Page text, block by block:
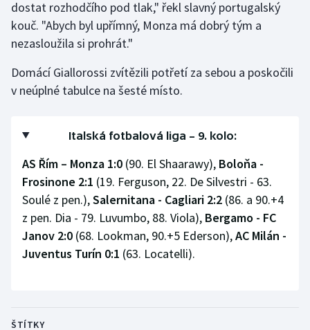
dostat rozhodčího pod tlak," řekl slavný portugalský
kouč. "Abych byl upřímný, Monza má dobrý tým a
nezasloužila si prohrát."
Domácí Giallorossi zvítězili potřetí za sebou a poskočili
v neúplné tabulce na šesté místo.
Italská fotbalová liga – 9. kolo:
AS Řím – Monza 1:0 (90. El Shaarawy), Boloňa -
Frosinone 2:1 (19. Ferguson, 22. De Silvestri - 63.
Soulé z pen.),Salernitana - Cagliari 2:2 (86. a 90.+4
z pen. Dia - 79. Luvumbo, 88. Viola), Bergamo - FC
Janov 2:0 (68. Lookman, 90.+5 Ederson),AC Milán -
Juventus Turín 0:1 (63. Locatelli).
ŠTÍTKY